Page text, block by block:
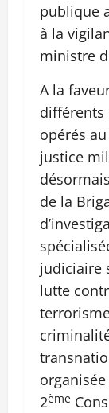
publique
à la
ministre
A la
différents
opérés
justice
de la
judiciaire
lutte
2ème